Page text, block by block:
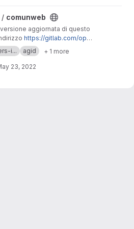
/ comunweb
versione aggiornata di questo
https://gitlab.com/ope
i... agid + 1 more
23, 2022